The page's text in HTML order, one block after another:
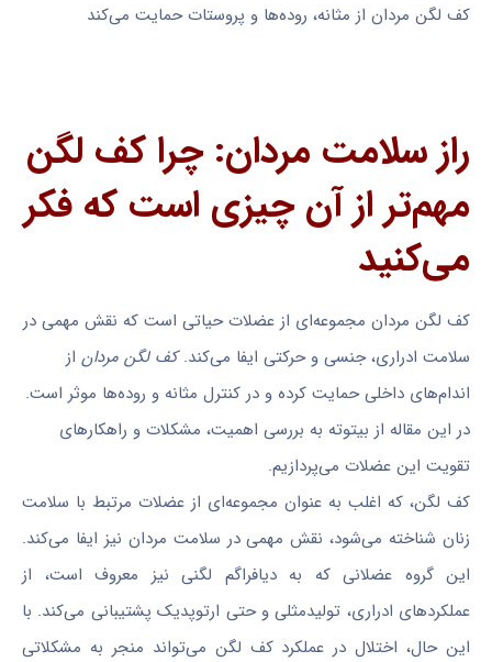
کف لگن مردان از مثانه، روده‌ها و پروستات حمایت می‌کند
راز سلامت مردان: چرا کف لگن
مهم‌تر از آن چیزی است که فکر
می‌کنید
کف لگن مردان مجموعه‌ای از عضلات حیاتی است که نقش مهمی در
سلامت ادراری، جنسی و حرکتی ایفا می‌کند.کف لگن مردان از
اندام‌های داخلی حمایت کرده و در کنترل مثانه و روده‌ها موثر است.
در این مقاله از بیتوته به بررسی اهمیت، مشکلات و راهکارهای
تقویت این عضلات می‌پردازیم.
کف لگن، که اغلب به عنوان مجموعه‌ای از عضلات مرتبط با سلامت
زنان شناخته می‌شود، نقش مهمی در سلامت مردان نیز ایفا می‌کند.
این گروه عضلانی که به دیافراگم لگنی نیز معروف است، از
عملکردهای ادراری، تولیدمثلی و حتی ارتوپدیک پشتیبانی می‌کند. با
این حال، اختلال در عملکرد کف لگن می‌تواند منجر به مشکلاتی